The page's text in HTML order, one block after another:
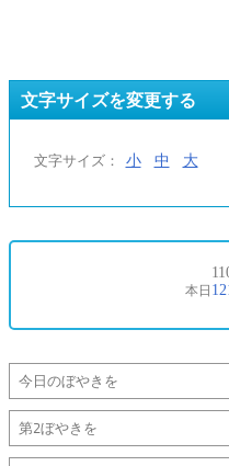
文字サイズを変更する
文字サイズ： 小 中 大